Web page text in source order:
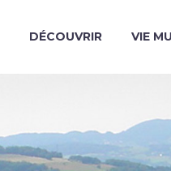
DÉCOUVRIR VIE